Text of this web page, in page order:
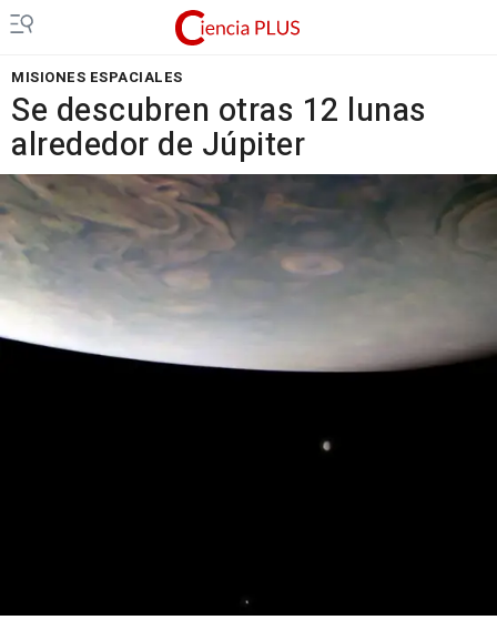
MISIONES ESPACIALES
Se descubren otras 12 lunas
alrededor de Júpiter